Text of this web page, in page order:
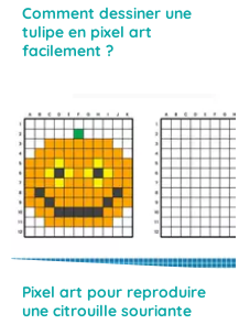
Comment dessiner une
tulipe en pixel art
facilement ?
Pixel art pour reproduire
une citrouille souriante